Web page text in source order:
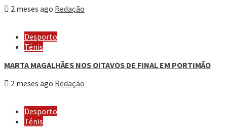
2 meses ago Redação
Desporto
Ténis
MARTA MAGALHÃES NOS OITAVOS DE FINAL EM PORTIMÃO
2 meses ago Redação
Desporto
Ténis